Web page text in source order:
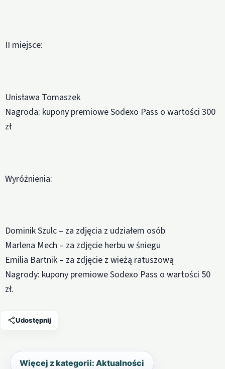
II miejsce:
Unisława Tomaszek
Nagroda: kupony premiowe Sodexo Pass o wartości 300
zł
Wyróżnienia:
Dominik Szulc – za zdjęcia z udziałem osób
Marlena Mech – za zdjęcie herbu w śniegu
Emilia Bartnik – za zdjęcie z wieżą ratuszową
Nagrody: kupony premiowe Sodexo Pass o wartości 50
zł.
Udostępnij
Więcej z kategorii: Aktualności